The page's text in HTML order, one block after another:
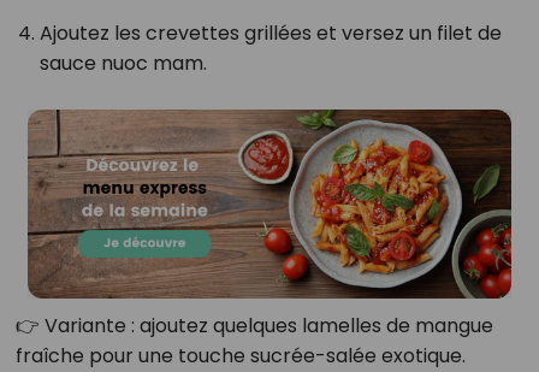
Ajoutez les crevettes grillées et versez un filet de
sauce nuoc mam.
👉 Variante : ajoutez quelques lamelles de mangue
fraîche pour une touche sucrée-salée exotique.